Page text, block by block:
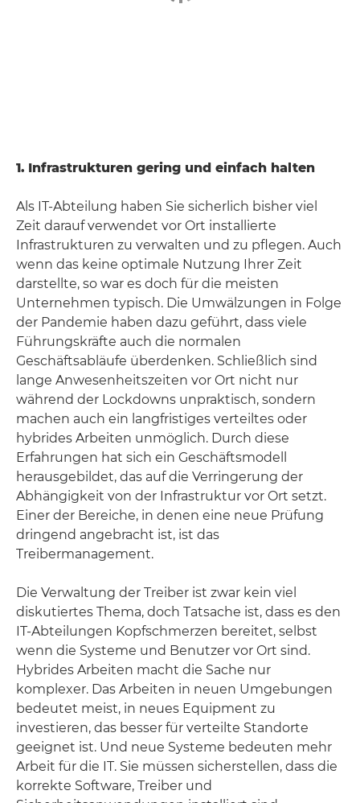
1. Infrastrukturen gering und einfach halten
Als IT-Abteilung haben Sie sicherlich bisher viel
Zeit darauf verwendet vor Ort installierte
Infrastrukturen zu verwalten und zu pflegen. Auch
wenn das keine optimale Nutzung Ihrer Zeit
darstellte, so war es doch für die meisten
Unternehmen typisch. Die Umwälzungen in Folge
der Pandemie haben dazu geführt, dass viele
Führungskräfte auch die normalen
Geschäftsabläufe überdenken. Schließlich sind
lange Anwesenheitszeiten vor Ort nicht nur
während der Lockdowns unpraktisch, sondern
machen auch ein langfristiges verteiltes oder
hybrides Arbeiten unmöglich. Durch diese
Erfahrungen hat sich ein Geschäftsmodell
herausgebildet, das auf die Verringerung der
Abhängigkeit von der Infrastruktur vor Ort setzt.
Einer der Bereiche, in denen eine neue Prüfung
dringend angebracht ist, ist das
Treibermanagement.
Die Verwaltung der Treiber ist zwar kein viel
diskutiertes Thema, doch Tatsache ist, dass es den
IT-Abteilungen Kopfschmerzen bereitet, selbst
wenn die Systeme und Benutzer vor Ort sind.
Hybrides Arbeiten macht die Sache nur
komplexer. Das Arbeiten in neuen Umgebungen
bedeutet meist, in neues Equipment zu
investieren, das besser für verteilte Standorte
geeignet ist. Und neue Systeme bedeuten mehr
Arbeit für die IT. Sie müssen sicherstellen, dass die
korrekte Software, Treiber und